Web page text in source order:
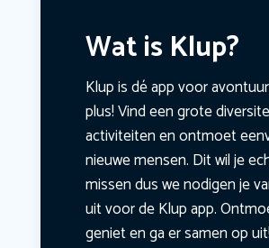
Wat is Klup?
Klup is dé app voor
plus! Vind een grote
activiteiten en ontmoet
nieuwe mensen. Dit wil je
missen dus we nodigen je
uit voor de Klup app.
geniet en ga er samen op uit!